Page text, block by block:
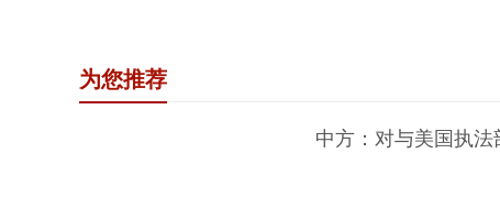
为您推荐
中方：对与美国执